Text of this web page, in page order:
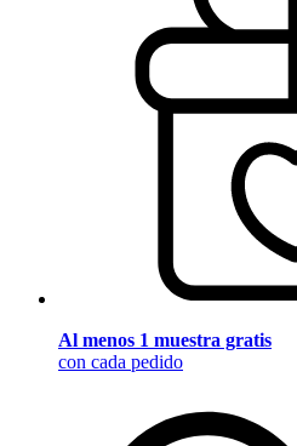
Al menos 1 muestra gratis
con cada pedido